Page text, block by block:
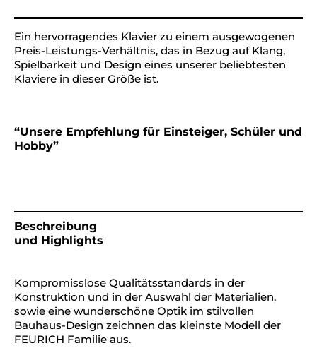
Ein hervorragendes Klavier zu einem ausgewogenen
Preis-Leistungs-Verhältnis, das in Bezug auf Klang,
Spielbarkeit und Design eines unserer beliebtesten
Klaviere in dieser Größe ist.
“Unsere Empfehlung für Einsteiger, Schüler und
Hobby”
Beschreibung
und Highlights
Kompromisslose Qualitätsstandards in der
Konstruktion und in der Auswahl der Materialien,
sowie eine wunderschöne Optik im stilvollen
Bauhaus-Design zeichnen das kleinste Modell der
FEURICH Familie aus.